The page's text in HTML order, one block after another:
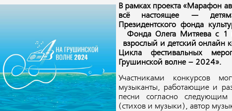
В рамках проекта «Марафон
всё настоящее —
Президентского фонда
Фонда Олега Митяева с 1
взрослый и детский онлайн
Цикла фестивальных
Грушинской волне – 2024».
Участниками конкурсов
музыканты, работающие и
песни согласно следующим
(стихов и музыки), автор